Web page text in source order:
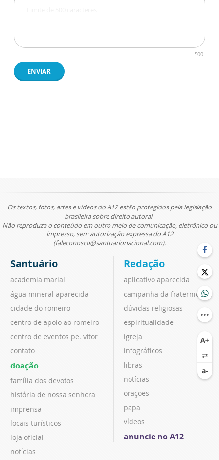
500
ENVIAR
Os textos, fotos, artes e vídeos do A12 estão protegidos pela legislação
brasileira sobre direito autoral.
Não reproduza o conteúdo em outro meio de comunicação, eletrônico ou
impresso, sem autorização expressa do A12
(faleconosco@santuarionacional.com).
Santuário
academia marial
água mineral aparecida
cidade do romeiro
centro de apoio ao romeiro
centro de eventos pe. vitor
contato
doação
família dos devotos
história de nossa senhora
imprensa
locais turísticos
loja oficial
notícias
Redação
aplicativo aparecida
campanha da fraternidade
dúvidas religiosas
espiritualidade
igreja
infográficos
libras
notícias
orações
papa
vídeos
anuncie no A12